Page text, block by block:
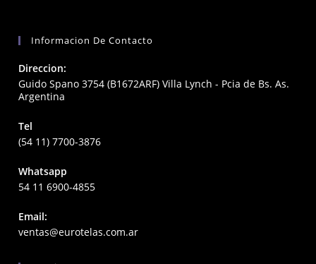
Informacion De Contacto
Direccion:
Guido Spano 3754 (B1672ARF) Villa Lynch - Pcia de Bs. As.
Argentina
Tel
(54 11) 7700-3876
Whatsapp
54 11 6900-4855
Email:
ventas@eurotelas.com.arOpens